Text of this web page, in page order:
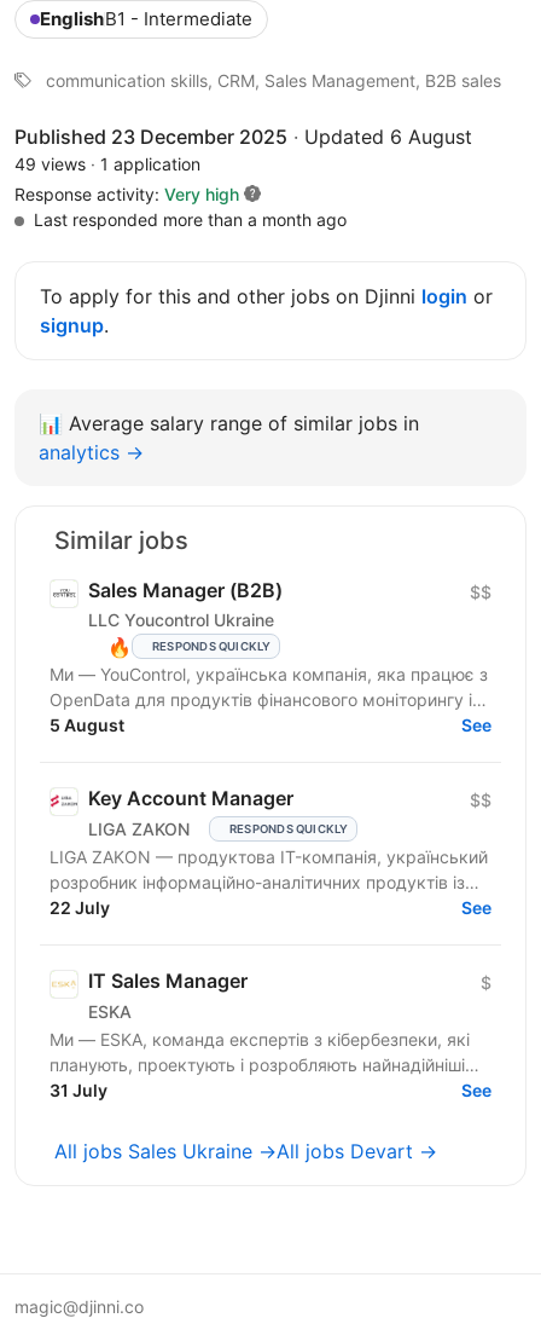
EnglishB1 - Intermediate
communication skills, CRM, Sales Management, B2B sales
Published 23 December 2025 · Updated 6 August
49 views · 1 application
Response activity: Very high
Last responded more than a month ago
To apply for this and other jobs on Djinni login or
signup.
📊 Average salary range of similar jobs in
analytics →
Similar jobs
Sales Manager (В2В)
LLC Youcontrol Ukraine
🔥 RESPONDS QUICKLY
$$
Ми — YouControl, українська компанія, яка працює з
OpenData для продуктів фінансового моніторингу і
комплаєнсу, а також однойменна аналітична
5 August See
Key Account Manager
LIGA ZAKON RESPONDS QUICKLY
$$
LIGA ZAKON — продуктова IT-компанія, український
розробник інформаційно-аналітичних продуктів із
30-річною експертизою, потужними можливостями
22 July See
IT Sales Manager
ESKA
$
Ми — ESKA, команда експертів з кібербезпеки, які
планують, проектують і розробляють найнадійніші
інноваційні рішення з кібербезпеки в Україні. З 2014
31 July See
All jobs Sales Ukraine →All jobs Devart →
magic@djinni.co